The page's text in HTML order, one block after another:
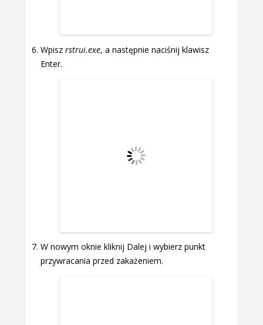
Wpisz rstrui.exe, a następnie naciśnij klawisz
Enter.
W nowym oknie kliknij Dalej i wybierz punkt
przywracania przed zakażeniem.